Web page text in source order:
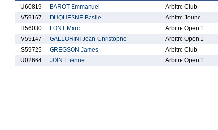
U60819
BAROT Emmanuel
Arbitre Club
V59167
DUQUESNE Basile
Arbitre Jeune
H56030
FONT Marc
Arbitre Open 1
V59147
GALLORINI Jean-Christophe
Arbitre Open 1
S59725
GREGSON James
Arbitre Club
U02664
JOIN Etienne Arbitre Open 1